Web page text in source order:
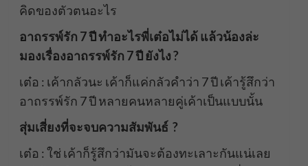
คิดของตัวตนอะไร
อาถรรพ์รัก 7 ปี ทำอะไรพี่เต๋อไม่ได้ แล้วน้องล่ะ
มองเรื่องอาถรรพ์รัก 7 ปี ยังไง ?
เต๋อ : เค้ากลัวนะ เค้าก็แค่กลัวคำว่า 7 ปี เค้ารู้สึกว่า
อาถรรพ์รัก 7 ปี หลายคนหลายคู่เค้าเป็นแบบนั้น
สุ่มเสี่ยงที่จะจบความสัมพันธ์ ?
เต๋อ : ใช่ เค้าก็รู้สึกว่ามันจะต้องทะเลาะกันแน่เลย